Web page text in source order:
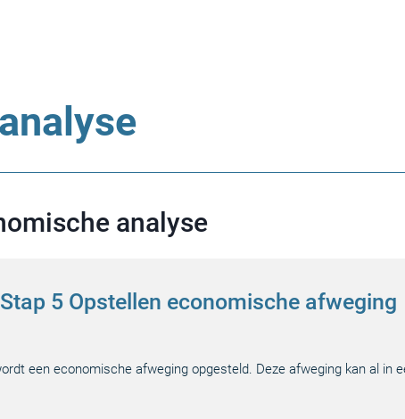
analyse
5 Opstellen economische afweging
een economische afweging opgesteld. Deze afweging kan al in